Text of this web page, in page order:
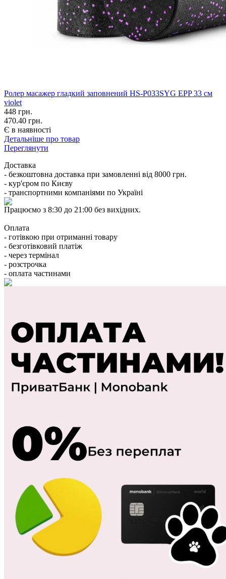
Ролер масажер гладкий заповнений HS-P033SYG EPP 33 см
violet
448 грн.
470.40 грн.
Є в наявності
Детальніше про товар
Переглянути
Доставка
- безкоштовна доставка при замовленні від 8000 грн.
- кур'єром по Києву
- транспортними компаніями по Україні
Працюємо з 8:30 до 21:00 без вихідних.
Оплата
- готівкою при отриманні товару
- безготівковий платіж
- через термінал
- розстрочка
- оплата частинами